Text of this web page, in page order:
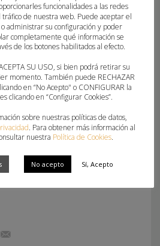
deportivas y académicas
el periodo de exámenes de
extraordinaria de junio, en
plaza disponible más
Beca. La FBMCV se pondrá
los deportistas de la relación
función de las bajas que se
curso.
o consulta contactar
funcionalidades a las redes
tráfico de nuestra web. Puede aceptar el
administrar su configuración y poder
completamente qué información se
de los botones habilitados al efecto.
SU USO, si bien podrá retirar su
momento. También puede RECHAZAR
en “No Acepto" o CONFIGURAR la
clicando en “Configurar Cookies”.
sobre nuestras políticas de datos,
. Para obtener más información al
nuestra Política de Cookies.
No acepto Sí, Acepto